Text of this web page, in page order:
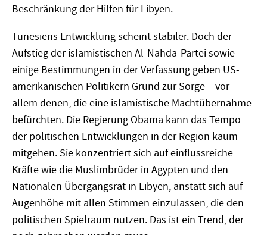
Beschränkung der Hilfen für Libyen.
Tunesiens Entwicklung scheint stabiler. Doch der
Aufstieg der islamistischen Al-Nahda-Partei sowie
einige Bestimmungen in der Verfassung geben US-
amerikanischen Politikern Grund zur Sorge – vor
allem denen, die eine islamistische Machtübernahme
befürchten. Die Regierung Obama kann das Tempo
der politischen Entwicklungen in der Region kaum
mitgehen. Sie konzentriert sich auf einflussreiche
Kräfte wie die Muslimbrüder in Ägypten und den
Nationalen Übergangsrat in Libyen, anstatt sich auf
Augenhöhe mit allen Stimmen einzulassen, die den
politischen Spielraum nutzen. Das ist ein Trend, der